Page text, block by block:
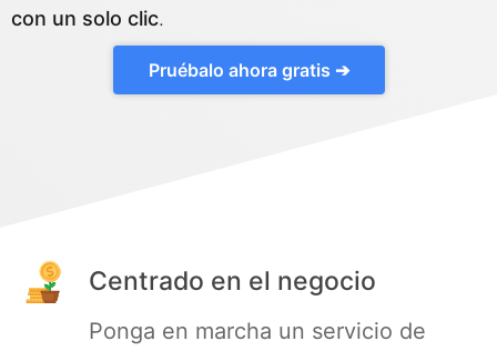
PHP
con un solo clic.
Pruébalo ahora gratis ➔
Centrado en el negocio
Ponga en marcha un servicio de